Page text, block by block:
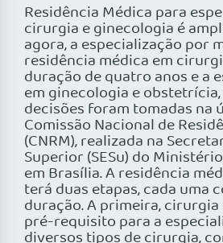
Residência Médica para
cirurgia e ginecologia é
agora, a especialização por
residência médica em
duração de quatro anos e a
em ginecologia e obstetrícia,
decisões foram tomadas na
Comissão Nacional de
(CNRM), realizada na
Superior (SESu) do
em Brasília. A residência
terá duas etapas, cada uma
duração. A primeira, cirurgia
pré-requisito para a